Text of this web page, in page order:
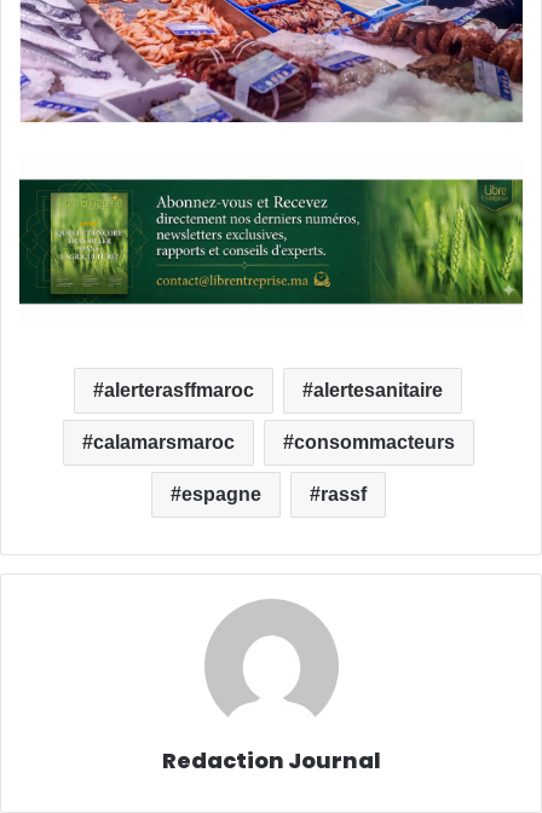
alerterasffmaroc alertesanitaire
calamarsmaroc consommacteurs
espagne rassf
Redaction Journal